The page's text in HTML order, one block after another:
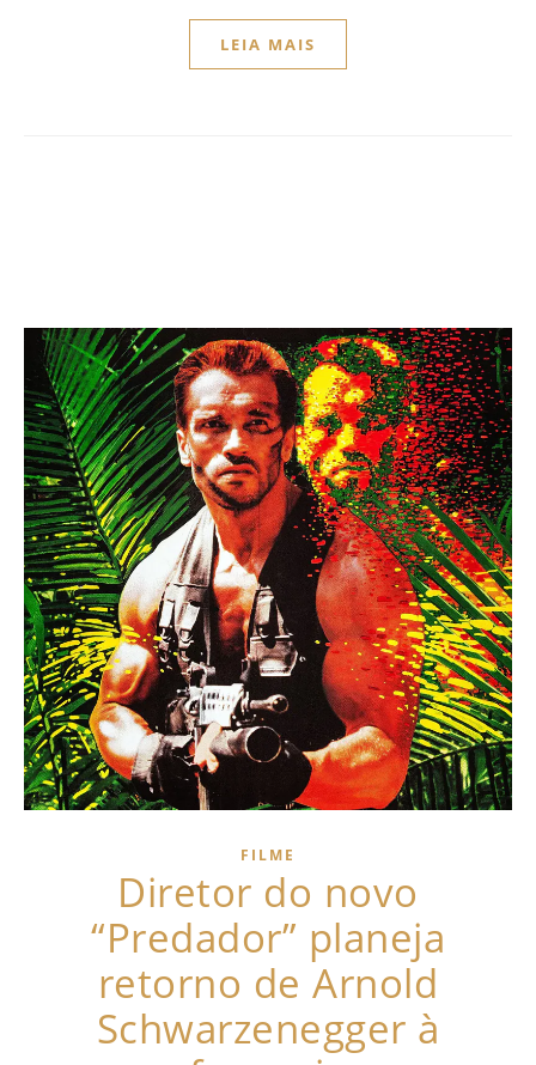
LEIA MAIS
FILME
Diretor do novo
“Predador” planeja
retorno de Arnold
Schwarzenegger à